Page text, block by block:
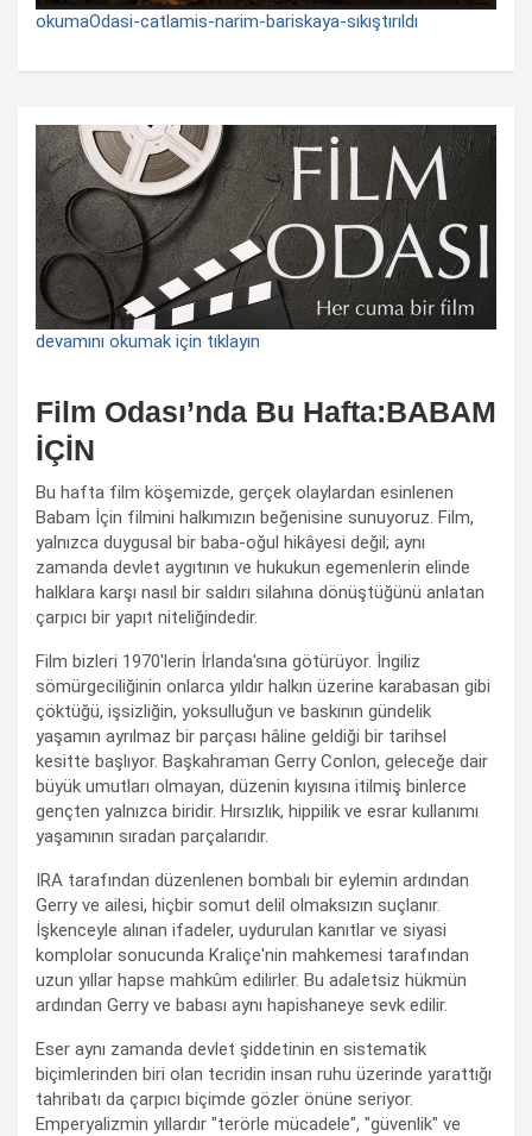
okumaOdasi-catlamis-narim-bariskaya-sıkıştırıldı
devamını okumak için tıklayın
Film Odası’nda Bu Hafta:BABAM
İÇİN
Bu hafta film köşemizde, gerçek olaylardan esinlenen
Babam İçin filmini halkımızın beğenisine sunuyoruz. Film,
yalnızca duygusal bir baba-oğul hikâyesi değil; aynı
zamanda devlet aygıtının ve hukukun egemenlerin elinde
halklara karşı nasıl bir saldırı silahına dönüştüğünü anlatan
çarpıcı bir yapıt niteliğindedir.
Film bizleri 1970'lerin İrlanda'sına götürüyor. İngiliz
sömürgeciliğinin onlarca yıldır halkın üzerine karabasan gibi
çöktüğü, işsizliğin, yoksulluğun ve baskının gündelik
yaşamın ayrılmaz bir parçası hâline geldiği bir tarihsel
kesitte başlıyor. Başkahraman Gerry Conlon, geleceğe dair
büyük umutları olmayan, düzenin kıyısına itilmiş binlerce
gençten yalnızca biridir. Hırsızlık, hippilik ve esrar kullanımı
yaşamının sıradan parçalarıdır.
IRA tarafından düzenlenen bombalı bir eylemin ardından
Gerry ve ailesi, hiçbir somut delil olmaksızın suçlanır.
İşkenceyle alınan ifadeler, uydurulan kanıtlar ve siyasi
komplolar sonucunda Kraliçe'nin mahkemesi tarafından
uzun yıllar hapse mahkûm edilirler. Bu adaletsiz hükmün
ardından Gerry ve babası aynı hapishaneye sevk edilir.
Eser aynı zamanda devlet şiddetinin en sistematik
biçimlerinden biri olan tecridin insan ruhu üzerinde yarattığı
tahribatı da çarpıcı biçimde gözler önüne seriyor.
Emperyalizmin yıllardır "terörle mücadele", "güvenlik" ve